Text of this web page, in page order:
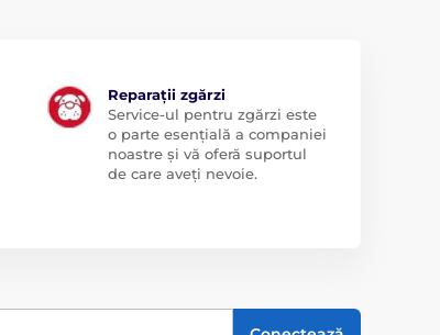
Reparații zgărzi
Service-ul pentru zgărzi este
o parte esențială a companiei
noastre și vă oferă suportul
de care aveți nevoie.